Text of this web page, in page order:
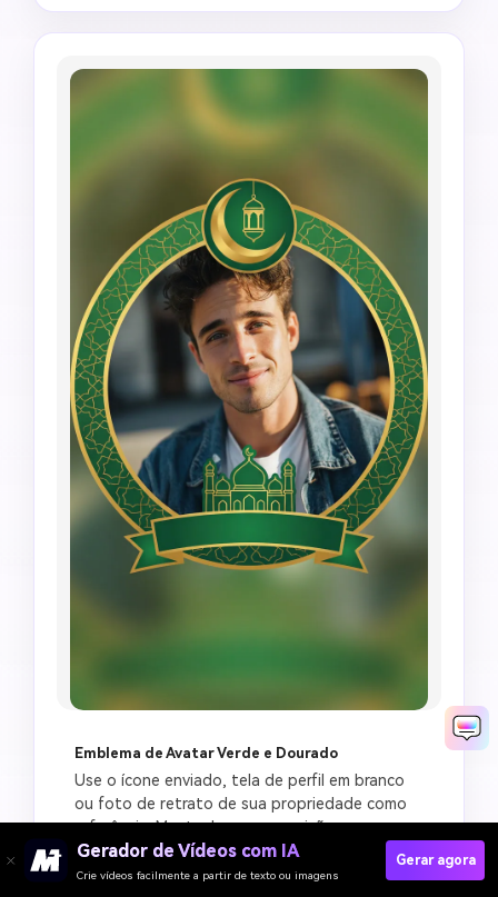
DP, sem fusão de rostos, sem olhos
distorcidos, sem suavização de pele irreal, sem
Emblema de Avatar Verde e Dourado
Use o ícone enviado, tela de perfil em branco
ou foto de retrato de sua propriedade como
referência. Mantenha a composição
centralizada e respeitosa. Crie um emblema de
avatar de Jummah Mubarak em verde e
Copiar Prompt
Gerador de Vídeos com IA
Crie vídeos facilmente a partir de texto ou imagens
Gerar agora